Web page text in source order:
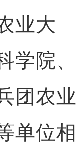
业大
学院、
团农业
单位相